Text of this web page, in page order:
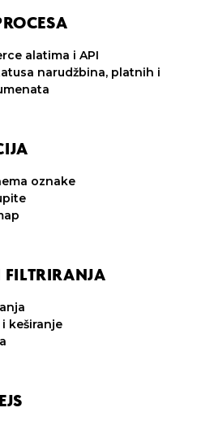
alatima i API
narudžbina, platnih i
oznake
FILTRIRANJA
keširanje